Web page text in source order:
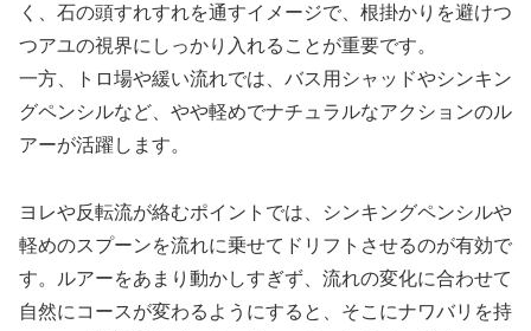
く、石の頭すれすれを通すイメージで、根掛かりを避けつ
つアユの視界にしっかり入れることが重要です。
一方、トロ場や緩い流れでは、バス用シャッドやシンキン
グペンシルなど、やや軽めでナチュラルなアクションのル
アーが活躍します。
ヨレや反転流が絡むポイントでは、シンキングペンシルや
軽めのスプーンを流れに乗せてドリフトさせるのが有効で
す。ルアーをあまり動かしすぎず、流れの変化に合わせて
自然にコースが変わるようにすると、そこにナワバリを持